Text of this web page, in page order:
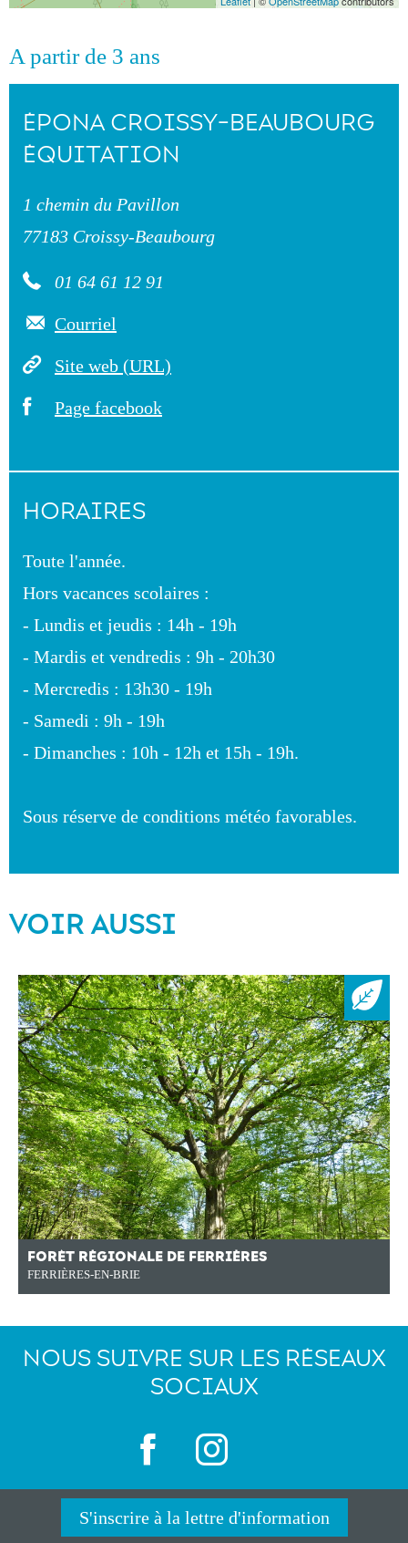
A partir de 3 ans
ÉPONA CROISSY-BEAUBOURG
ÉQUITATION
1 chemin du Pavillon
77183 Croissy-Beaubourg
01 64 61 12 91
Courriel
Site web (URL)
Page facebook
HORAIRES
Toute l'année.
Hors vacances scolaires :
- Lundis et jeudis : 14h - 19h
- Mardis et vendredis : 9h - 20h30
- Mercredis : 13h30 - 19h
- Samedi : 9h - 19h
- Dimanches : 10h - 12h et 15h - 19h.
Sous réserve de conditions météo favorables.
VOIR AUSSI
FORÊT RÉGIONALE DE FERRIÈRES
FERRIÈRES-EN-BRIE
NOUS SUIVRE SUR LES RÉSEAUX
SOCIAUX
S'inscrire à la lettre d'information